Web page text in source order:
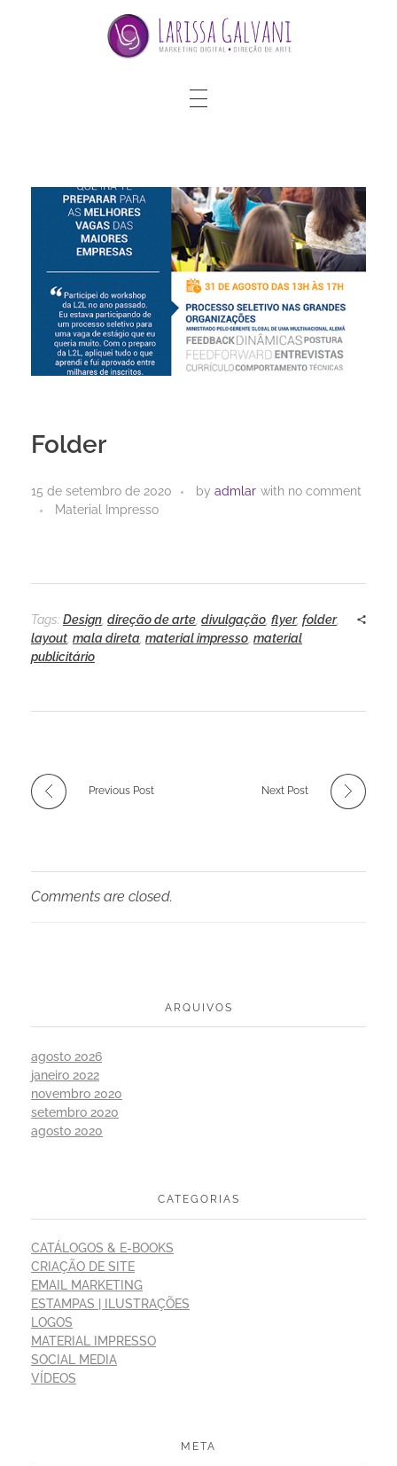
Folder
15 de setembro de 2020 by admlar with no comment
Material Impresso
Tags: Design direção de arte divulgação flyer, folder,
layout mala direta material impresso material
publicitário
Previous Post Next Post
Comments are closed.
ARQUIVOS
agosto 2026
janeiro 2022
novembro 2020
setembro 2020
agosto 2020
CATEGORIAS
CATÁLOGOS & E-BOOKS
CRIAÇÃO DE SITE
EMAIL MARKETING
ESTAMPAS | ILUSTRAÇÕES
LOGOS
MATERIAL IMPRESSO
SOCIAL MEDIA
VÍDEOS
META